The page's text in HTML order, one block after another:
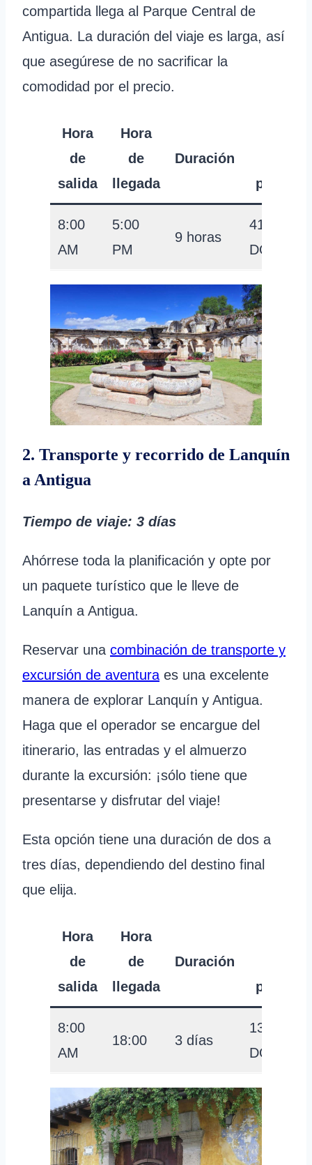
compartida llega al Parque Central de
Antigua. La duración del viaje es larga, así
que asegúrese de no sacrificar la
comodidad por el precio.
Hora
de
salida
Hora
de
llegada
Duración
persona
8:00
AM
5:00
PM
9 horas
41
2. Transporte y recorrido de Lanquín
a Antigua
Tiempo de viaje: 3 días
Ahórrese toda la planificación y opte por
un paquete turístico que le lleve de
Lanquín a Antigua.
Reservar una combinación de transporte y
excursión de aventura es una excelente
manera de explorar Lanquín y Antigua.
Haga que el operador se encargue del
itinerario, las entradas y el almuerzo
durante la excursión: ¡sólo tiene que
presentarse y disfrutar del viaje!
Esta opción tiene una duración de dos a
tres días, dependiendo del destino final
que elija.
Hora
de
salida
Hora
de
llegada
Duración
persona
8:00
AM
18:00 3 días
139